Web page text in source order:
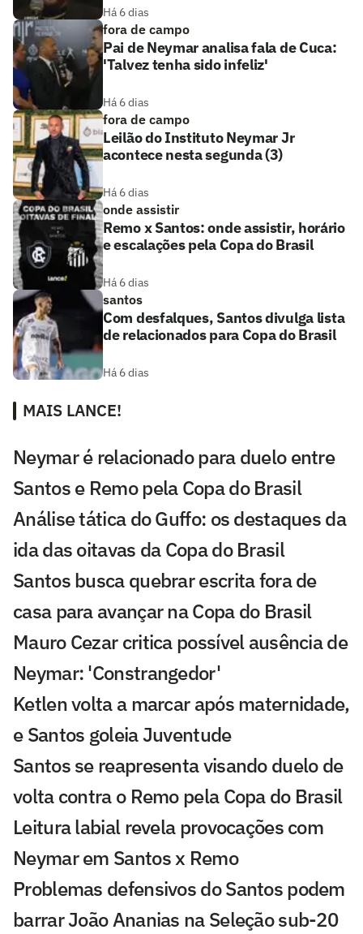
Há 6 dias
fora de campo
Pai de Neymar analisa fala de Cuca:
'Talvez tenha sido infeliz'
Há 6 dias
fora de campo
Leilão do Instituto Neymar Jr
acontece nesta segunda (3)
Há 6 dias
onde assistir
Remo x Santos: onde assistir, horário
e escalações pela Copa do Brasil
Há 6 dias
santos
Com desfalques, Santos divulga lista
de relacionados para Copa do Brasil
Há 6 dias
MAIS LANCE!
Neymar é relacionado para duelo entre
Santos e Remo pela Copa do Brasil
Análise tática do Guffo: os destaques da
ida das oitavas da Copa do Brasil
Santos busca quebrar escrita fora de
casa para avançar na Copa do Brasil
Mauro Cezar critica possível ausência de
Neymar: 'Constrangedor'
Ketlen volta a marcar após maternidade,
e Santos goleia Juventude
Santos se reapresenta visando duelo de
volta contra o Remo pela Copa do Brasil
Leitura labial revela provocações com
Neymar em Santos x Remo
Problemas defensivos do Santos podem
barrar João Ananias na Seleção sub-20